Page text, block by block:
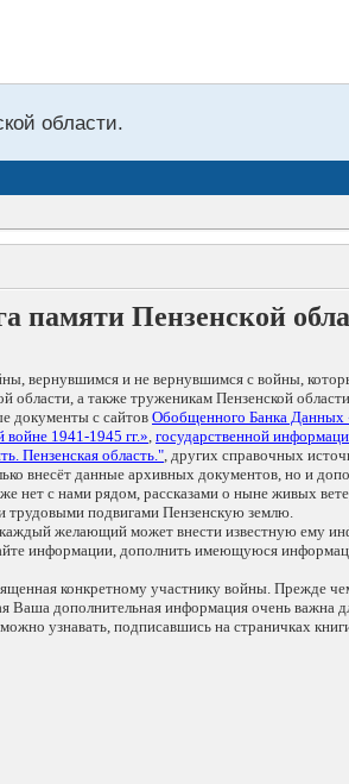
области.
памяти Пензенской
вернувшимся и не вернувшимся с войны,
области, а также труженикам Пензенской
документы с сайтов Обобщенного Банка
1941-1945 гг.», государственной
Пензенская область.", других справочных
внесёт данные архивных документов, но и
нет с нами рядом, рассказами о ныне живых
трудовыми подвигами Пензенскую землю.
желающий может внести известную ему
информации, дополнить имеющуюся
конкретному участнику войны. Прежде
Ваша дополнительная информация очень важна
узнавать, подписавшись на страничках